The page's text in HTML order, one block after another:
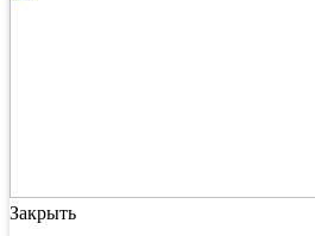
Закрыть